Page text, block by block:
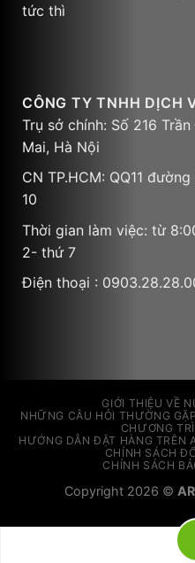
tức thì
CÔNG TY TNHH DỊCH
Trụ sở chính: Số 216
Mai, Hà Nội
CN TP.HCM: QQ11
10
Thời gian làm việc: từ
2- thứ 7
Điện thoại :
GIỚI THIỆU VỀ
NHỮNG CÂU HỎI THƯỜNG GẶP
CHƯƠNG
HƯỚNG DẪN ĐẶT HÀNG TRÊN
CHÍNH SÁCH
CHÍNH SÁCH
Copyright 2026 ©